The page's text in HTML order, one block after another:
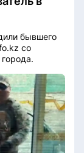
бывшего
со